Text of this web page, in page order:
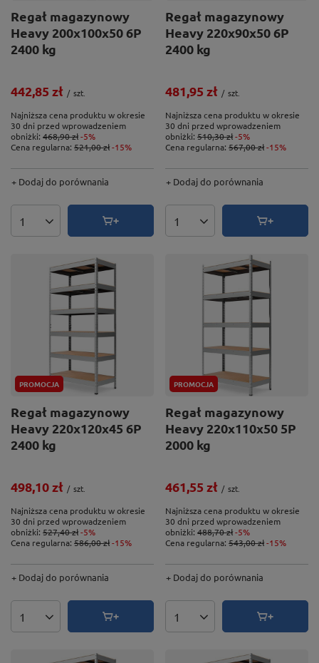
Regał magazynowy
Heavy 200x100x50 6P
2400 kg
442,85 zł / szt.
Najniższa cena produktu w okresie
30 dni przed wprowadzeniem
obniżki: 468,90 zł-5%
Cena regularna: 521,00 zł-15%
+ Dodaj do porównania
Ilość produktów
Regał magazynowy
Heavy 220x90x50 6P
2400 kg
481,95 zł / szt.
Najniższa cena produktu w okresie
30 dni przed wprowadzeniem
obniżki: 510,30 zł-5%
Cena regularna: 567,00 zł-15%
+ Dodaj do porównania
Ilość produktów
PROMOCJA
Regał magazynowy
Heavy 220x120x45 6P
2400 kg
498,10 zł / szt.
Najniższa cena produktu w okresie
30 dni przed wprowadzeniem
obniżki: 527,40 zł-5%
Cena regularna: 586,00 zł-15%
+ Dodaj do porównania
Ilość produktów
PROMOCJA
Regał magazynowy
Heavy 220x110x50 5P
2000 kg
461,55 zł / szt.
Najniższa cena produktu w okresie
30 dni przed wprowadzeniem
obniżki: 488,70 zł-5%
Cena regularna: 543,00 zł-15%
+ Dodaj do porównania
Ilość produktów